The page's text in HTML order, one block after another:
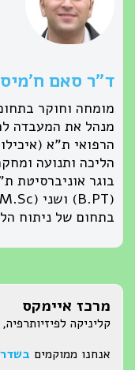
ד״ר סאם ח׳מיס
מומחה וחוקר
מנהל את המעבדה
הרפואי ת"א
הליכה ותנועה
בוגר אוניברסיטת
בתחום של ניתוח
מרכז איימקס
קליניקה
אנחנו ממוקמים בשדרות